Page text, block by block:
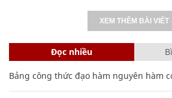
XEM THÊM BÀI VIẾT
Đọc nhiều
Bảng công thức đạo hàm nguyên hàm